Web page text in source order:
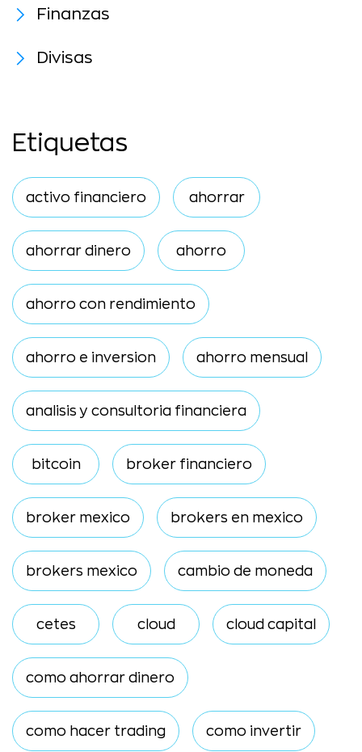
Finanzas
Divisas
Etiquetas
activo financiero ahorrar
ahorrar dinero ahorro
ahorro con rendimiento
ahorro e inversion ahorro mensual
analisis y consultoria financiera
bitcoin broker financiero
broker mexico brokers en mexico
brokers mexico cambio de moneda
cetes cloud cloud capital
como ahorrar dinero
como hacer trading como invertir